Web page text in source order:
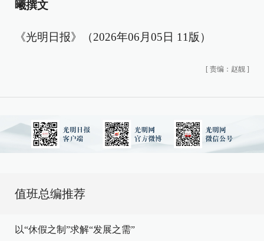
曦撰文
《光明日报》（2026年06月05日 11版）
[ 责编：赵靓 ]
值班总编推荐
以“休假之制”求解“发展之需”